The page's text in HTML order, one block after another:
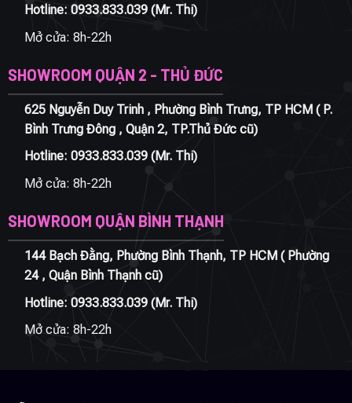
Hotline: 0933.833.039(Mr. Thi)
Mở cửa: 8h-22h
SHOWROOM QUẬN 2 - THỦ ĐỨC
625 Nguyễn Duy Trinh , Phường Bình Trưng, TP HCM ( P.
Bình Trưng Đông , Quận 2, TP.Thủ Đức cũ)
Hotline: 0933.833.039(Mr. Thi)
Mở cửa: 8h-22h
SHOWROOM QUẬN BÌNH THẠNH
144 Bạch Đằng, Phường Bình Thạnh, TP HCM ( Phường
24 , Quận Bình Thạnh cũ)
Hotline: 0933.833.039(Mr. Thi)
Mở cửa: 8h-22h